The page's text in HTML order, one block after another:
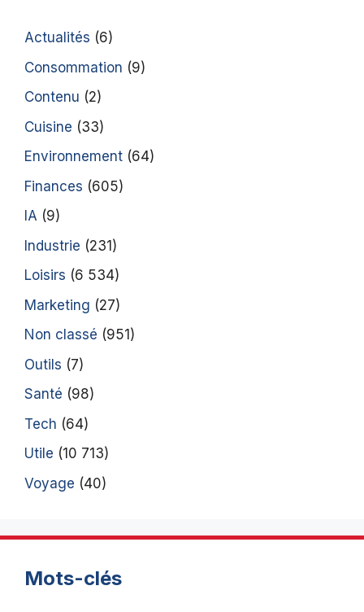
Actualités (6)
Consommation (9)
Contenu (2)
Cuisine (33)
Environnement (64)
Finances (605)
IA (9)
Industrie (231)
Loisirs (6 534)
Marketing (27)
Non classé (951)
Outils (7)
Santé (98)
Tech (64)
Utile (10 713)
Voyage (40)
Mots-clés